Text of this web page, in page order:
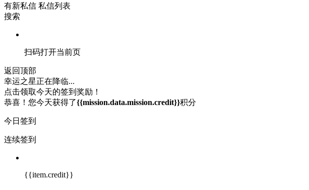
有新私信 私信列表
搜索
扫码打开当前页
返回顶部
幸运之星正在降临...
点击领取今天的签到奖励！
恭喜！您今天获得了{{mission.data.mission.credit}}积分
今日签到
连续签到
{{item.credit}}